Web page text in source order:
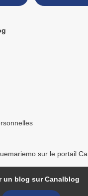
sur le portail
un blog sur Canalblog